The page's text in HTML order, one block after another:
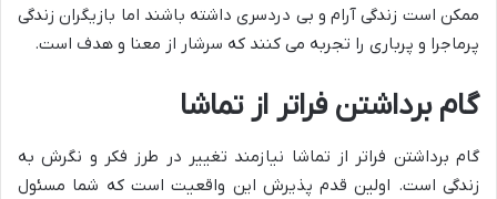
ممکن است زندگی آرام و بی دردسری داشته باشند اما بازیگران زندگی
پرماجرا و پرباری را تجربه می کنند که سرشار از معنا و هدف است.
گام برداشتن فراتر از تماشا
گام برداشتن فراتر از تماشا نیازمند تغییر در طرز فکر و نگرش به
زندگی است. اولین قدم پذیرش این واقعیت است که شما مسئول